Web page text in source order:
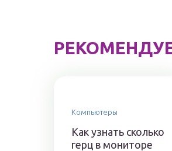
Компьютеры
Как узнать сколько
герц в мониторе